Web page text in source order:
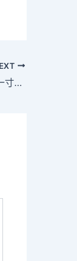
認定中俄挑釁 北約誓詞保衛每一寸國一包養app土(圖)